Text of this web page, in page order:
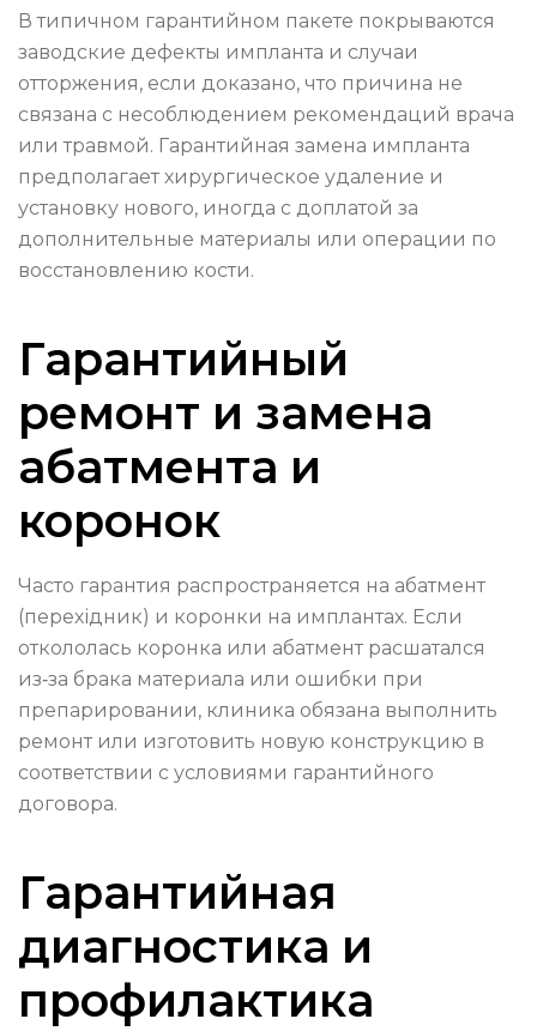
В типичном гарантийном пакете покрываются
заводские дефекты импланта и случаи
отторжения, если доказано, что причина не
связана с несоблюдением рекомендаций врача
или травмой. Гарантийная замена импланта
предполагает хирургическое удаление и
установку нового, иногда с доплатой за
дополнительные материалы или операции по
восстановлению кости.
Гарантийный
ремонт и замена
абатмента и
коронок
Часто гарантия распространяется на абатмент
(перехідник) и коронки на имплантах. Если
откололась коронка или абатмент расшатался
из‑за брака материала или ошибки при
препарировании, клиника обязана выполнить
ремонт или изготовить новую конструкцию в
соответствии с условиями гарантийного
договора.
Гарантийная
диагностика и
профилактика